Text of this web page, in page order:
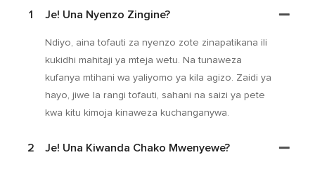
1 Je! Una Nyenzo Zingine?
Ndiyo, aina tofauti za nyenzo zote zinapatikana ili
kukidhi mahitaji ya mteja wetu. Na tunaweza
kufanya mtihani wa yaliyomo ya kila agizo. Zaidi ya
hayo, jiwe la rangi tofauti, sahani na saizi ya pete
kwa kitu kimoja kinaweza kuchanganywa.
2 Je! Una Kiwanda Chako Mwenyewe?